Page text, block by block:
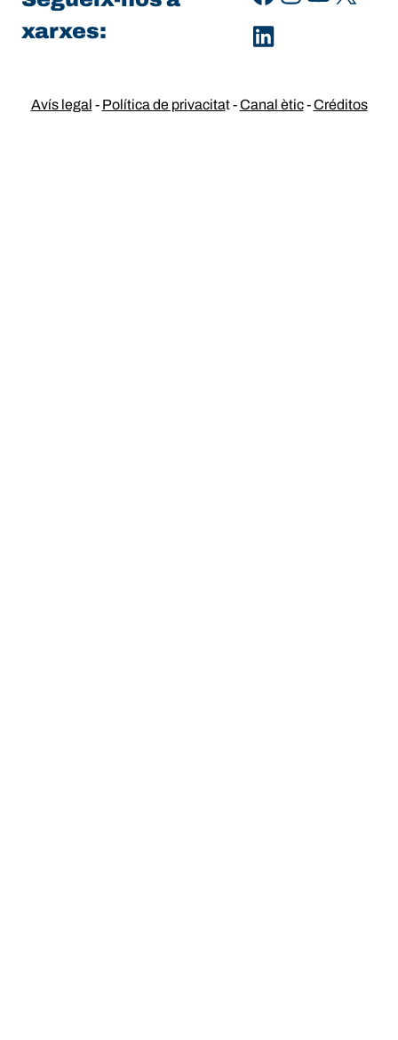
xarxes:
LinkedIn
Avís legal - Política de privacitat -Canal ètic-Créditos